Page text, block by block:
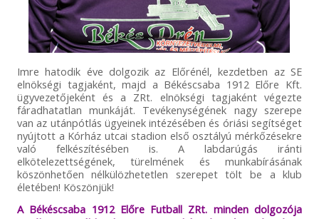
Imre hatodik éve dolgozik az Előrénél, kezdetben az SE
elnökségi tagjaként, majd a Békéscsaba 1912 Előre Kft.
ügyvezetőjeként és a ZRt. elnökségi tagjaként végezte
fáradhatatlan munkáját. Tevékenységének nagy szerepe
van az utánpótlás ügyeinek intézésében és óriási segítséget
nyújtott a Kórház utcai stadion első osztályú mérkőzésekre
való felkészítésében is. A labdarúgás iránti
elkötelezettségének, türelmének és munkabírásának
köszönhetően nélkülözhetetlen szerepet tölt be a klub
életében! Köszönjük!
A Békéscsaba 1912 Előre Futball ZRt. minden dolgozója